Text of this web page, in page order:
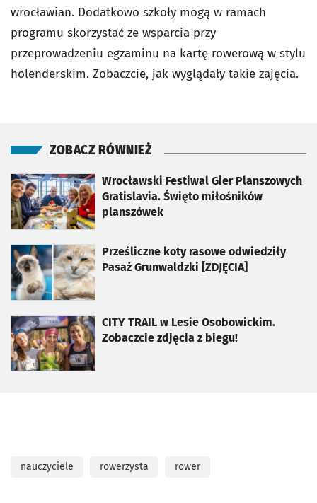
wrocławian. Dodatkowo szkoły mogą w ramach
programu skorzystać ze wsparcia przy
przeprowadzeniu egzaminu na kartę rowerową w stylu
holenderskim. Zobaczcie, jak wyglądały takie zajęcia.
ZOBACZ RÓWNIEŻ
Wrocławski Festiwal Gier Planszowych
Gratislavia. Święto miłośników
planszówek
otworzy się w nowej karcie
Prześliczne koty rasowe odwiedziły
Pasaż Grunwaldzki [ZDJĘCIA]
otworzy się w nowej karcie
CITY TRAIL w Lesie Osobowickim.
Zobaczcie zdjęcia z biegu!
otworzy się w nowej karcie
nauczyciele rowerzysta rower